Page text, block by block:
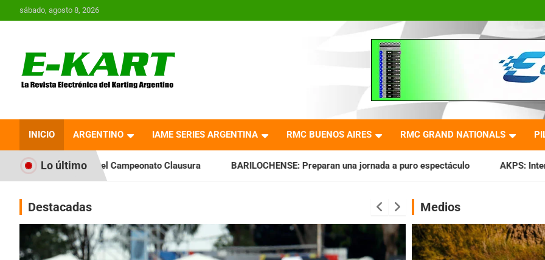
al
sábado, agosto 8, 2026
Revista Electrónica del
Karting en Argentina
INICIO ARGENTINO IAME SERIES ARGENTINA RMC BUENOS AIRES RMC GRAND NATIONALS
Lo último
Clausura BARILOCHENSE: Preparan una jornada a puro espectáculo AKPS: Intervino la IGJ y oficializó el
Destacadas Medios